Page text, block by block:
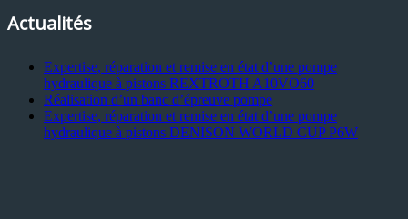
Actualités
Expertise, réparation et remise en état d’une pompe
hydraulique à pistons REXTROTH A10VO60
Réalisation d’un banc d’épreuve pompe
Expertise, réparation et remise en état d’une pompe
hydraulique à pistons DENISON WORLD CUP P6W